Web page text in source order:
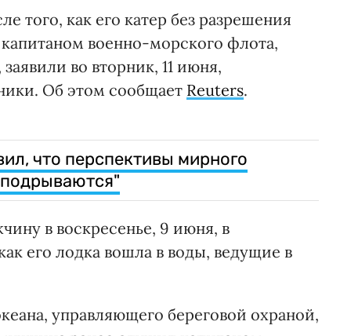
того, как его катер без разрешения
военно-морского флота,
во вторник, 11 июня,
Об этом сообщает Reuters.
что перспективы мирного
в воскресенье, 9 июня, в
его лодка вошла в воды, ведущие в
управляющего береговой охраной,